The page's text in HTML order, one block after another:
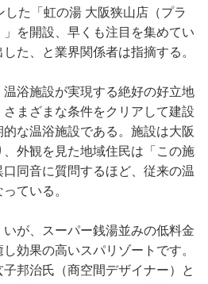
た「虹の湯 大阪狭山店（プラ
を開設、早くも注目を集めてい
た、と業界関係者は指摘する。
浴施設が実現する絶好の好立地
まざまな条件をクリアして建設
な温浴施設である。施設は大阪
外観を見た地域住民は「この施
同音に質問するほど、従来の温
ている。
いが、スーパー銭湯並みの低料金
効果の高いスパリゾートです。
邦治氏（商空間デザイナー）と